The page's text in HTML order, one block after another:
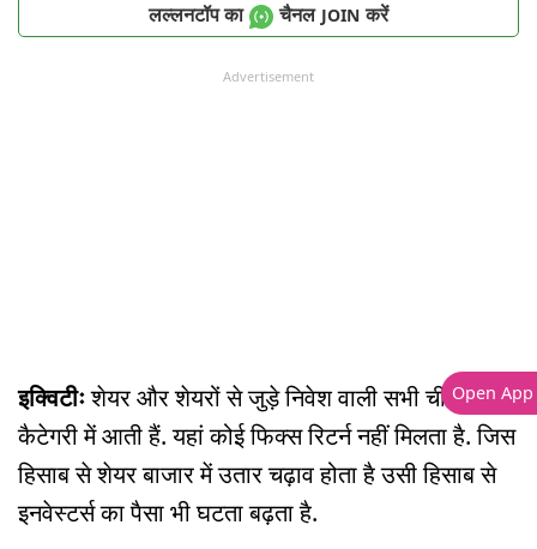
लल्लनटॉप का चैनल JOIN करें
Advertisement
इक्विटीःशेयर और शेयरों से जुड़े निवेश वाली सभी चीजें इस
कैटेगरी में आती हैं. यहां कोई फिक्स रिटर्न नहीं मिलता है. जिस
हिसाब से शेयर बाजार में उतार चढ़ाव होता है उसी हिसाब से
इनवेस्टर्स का पैसा भी घटता बढ़ता है.
Open App